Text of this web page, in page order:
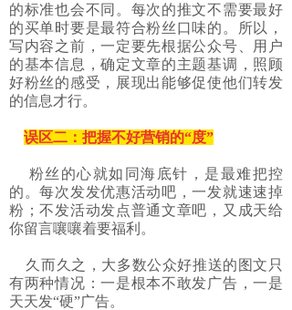
的标准也会不同。每次的推文不需要最好
的买单时要是最符合粉丝口味的。所以，
写内容之前，一定要先根据公众号、用户
的基本信息，确定文章的主题基调，照顾
好粉丝的感受，展现出能够促使他们转发
的信息才行。
误区二：把握不好营销的“度”
粉丝的心就如同海底针，是最难把控
的。每次发发优惠活动吧，一发就速速掉
粉；不发活动发点普通文章吧，又成天给
你留言嚷嚷着要福利。
久而久之，大多数公众好推送的图文只
有两种情况：一是根本不敢发广告，一是
天天发“硬”广告。